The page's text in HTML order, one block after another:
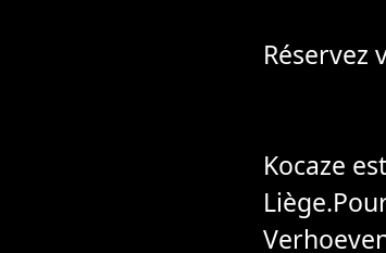
Réservez
Kocaze